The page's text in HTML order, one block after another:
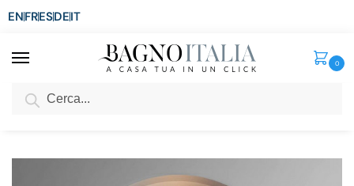
ENFRESDEIT
0
SCONTO del 3%